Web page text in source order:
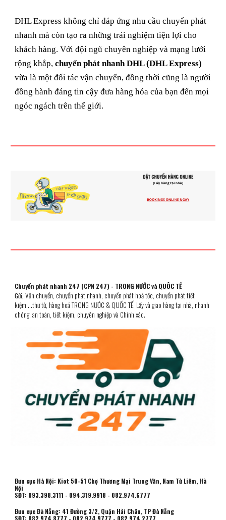
DHL Express không chỉ đáp ứng nhu cầu chuyển phát
nhanh mà còn tạo ra những trải nghiệm tiện lợi cho
khách hàng. Với đội ngũ chuyên nghiệp và mạng lưới
rộng khắp,chuyển phát nhanh DHL (DHL Express)
vừa là một đối tác vận chuyển, đồng thời cũng là người
đồng hành đáng tin cậy đưa hàng hóa của bạn đến mọi
ngóc ngách trên thế giới.
Chuyển phát nhanh 247 (CPN 247) - TRONG NƯỚC và QUÔC TẾ
Gửi,Vận chuyển, chuyển phát nhanh, chuyển phát hoả tốc, chuyển phát tiết
kiệm....thư từ, hàng hoá TRONG NƯỚC & QUỐC TẾ. Lấy và giao hàng tại nhà, nhanh
chóng, an toàn, tiết kiệm, chuyên nghiệp và Chính xác.
Bưu cục Hà Nội: Kiot 50-51 Chợ Thương Mại Trung Văn, Nam Từ Liêm, Hà
Nội
SĐT: 093.398.3111 - 094.319.9918 - 082.974.6777
Bưu cục Đà Nẵng: 41 Đường 3/2, Quận Hải Châu, TP Đà Nẵng